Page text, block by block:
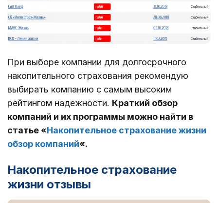
При выборе компании для долгосрочного
накопительного страхования рекомендую
выбирать компанию с самым высоким
рейтингом надежности. Краткий обзор
компаний и их программы можно найти в
статье «Накопительное страхование жизни
обзор компаний«.
Накопительное страхование
жизни отзывы